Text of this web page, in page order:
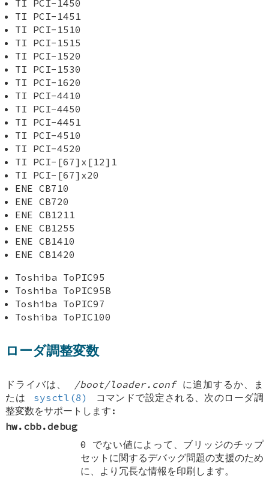
TI PCI-1450
TI PCI-1451
TI PCI-1510
TI PCI-1515
TI PCI-1520
TI PCI-1530
TI PCI-1620
TI PCI-4410
TI PCI-4450
TI PCI-4451
TI PCI-4510
TI PCI-4520
TI PCI-[67]x[12]1
TI PCI-[67]x20
ENE CB710
ENE CB720
ENE CB1211
ENE CB1255
ENE CB1410
ENE CB1420
Toshiba ToPIC95
Toshiba ToPIC95B
Toshiba ToPIC97
Toshiba ToPIC100
ローダ調整変数
ドライバは、 /boot/loader.confに追加するか、ま
たは
sysctl(8)
コマンドで設定される、次のローダ調
整変数をサポートします:
hw.cbb.debug
0 でない値によって、ブリッジのチップ
セットに関するデバッグ問題の支援のため
に、より冗長な情報を印刷します。